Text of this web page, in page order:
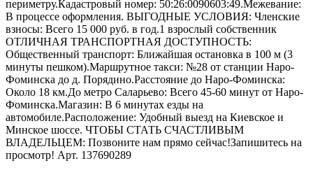
периметру.Кадастровый номер: 50:26:0090603:49.Межевание:
В процессе оформления. ВЫГОДНЫЕ УСЛОВИЯ: Членские
взносы: Всего 15 000 руб. в год.1 взрослый собственник
ОТЛИЧНАЯ ТРАНСПОРТНАЯ ДОСТУПНОСТЬ:
Общественный транспорт: Ближайшая остановка в 100 м (3
минуты пешком).Маршрутное такси: №28 от станции Наро-
Фоминска до д. Порядино.Расстояние до Наро-Фоминска:
Около 18 км.До метро Саларьево: Всего 45-60 минут от Наро-
Фоминска.Магазин: В 6 минутах езды на
автомобиле.Расположение: Удобный выезд на Киевское и
Минское шоссе. ЧТОБЫ СТАТЬ СЧАСТЛИВЫМ
ВЛАДЕЛЬЦЕМ: Позвоните нам прямо сейчас!Запишитесь на
просмотр! Арт. 137690289